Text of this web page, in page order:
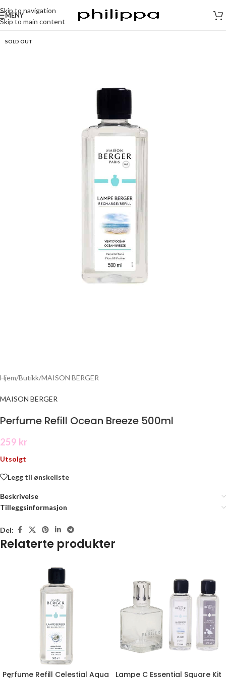
Skip to navigation
Skip to main content
MENY
SOLD OUT
Hjem/Butikk/MAISON BERGER
MAISON BERGER
Perfume Refill Ocean Breeze 500ml
259 kr
Utsolgt
Legg til ønskeliste
Beskrivelse
Tilleggsinformasjon
Del:
Relaterte produkter
Perfume Refill Celestial Aqua Lampe C Essential Square Kit